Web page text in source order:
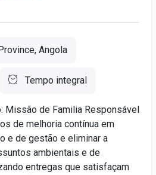
Angola
Tempo integral
Missão de Familia Responsável
de melhoria contínua em
e de gestão e eliminar a
ambientais e de
entregas que satisfaçam